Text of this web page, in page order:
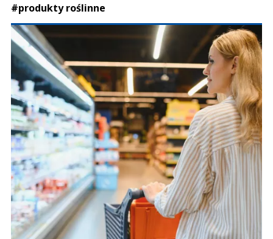
#produkty roślinne